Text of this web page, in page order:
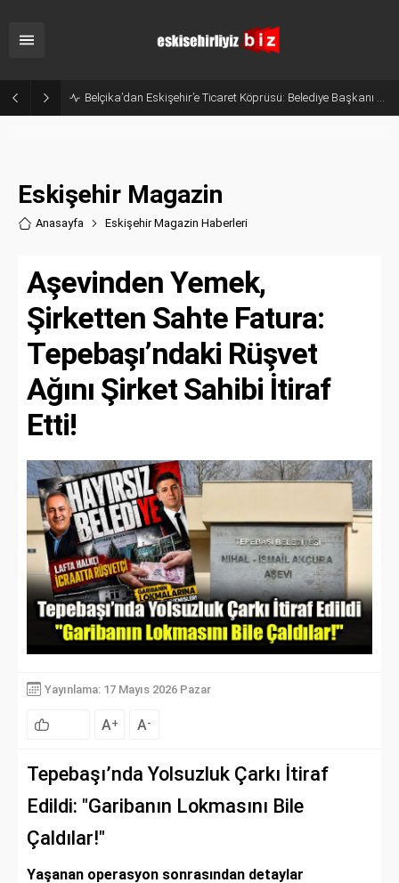
Belçika’dan Eskişehir’e Ticaret Köprüsü: Belediye Başkanı Emir Kır MÜSİAD’ı Ziyaret Etti
Eskişehir Magazin
Anasayfa Eskişehir Magazin Haberleri
Aşevinden Yemek,
Şirketten Sahte Fatura:
Tepebaşı’ndaki Rüşvet
Ağını Şirket Sahibi İtiraf
Etti!
Yayınlama: 17 Mayıs 2026 Pazar
A+ A-
Tepebaşı’nda Yolsuzluk Çarkı İtiraf
Edildi: "Garibanın Lokmasını Bile
Çaldılar!"
Yaşanan operasyon sonrasından detaylar